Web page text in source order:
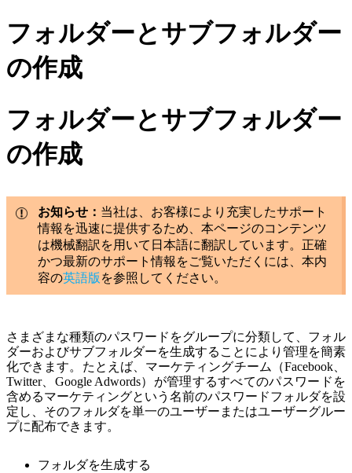
フォルダーとサブフォルダー
の作成
フォルダーとサブフォルダー
の作成
お知らせ： 当社は、お客様により充実したサポート
情報を迅速に提供するため、本ページのコンテンツ
は機械翻訳を用いて日本語に翻訳しています。正確
かつ最新のサポート情報をご覧いただくには、本内
容の英語版 を参照してください。
さまざまな種類のパスワードをグループに分類して、フォル
ダーおよびサブフォルダーを生成することにより管理を簡素
化できます。たとえば、マーケティングチーム（Facebook、
Twitter、Google Adwords）が管理するすべてのパスワードを
含めるマーケティングという名前のパスワードフォルダを設
定し、そのフォルダを単一のユーザーまたはユーザーグルー
プに配布できます。
フォルダを生成する